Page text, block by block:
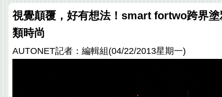
視覺顛覆，好有想法！smart fortwo跨界
類時尚
AUTONET記者：編輯組(04/22/2013星期一)